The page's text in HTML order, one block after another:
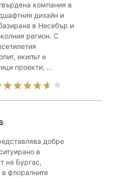
компания в
дизайн и
в Несебър и
регион. С
екипът е
проекти, ...
добре
в
на Бургас,
флоралните